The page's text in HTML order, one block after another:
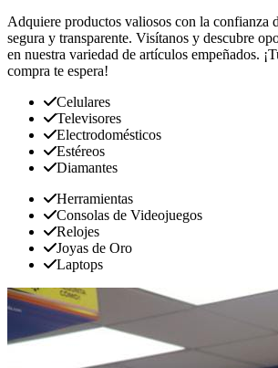
Adquiere productos valiosos con la confianza
segura y transparente. Visítanos y descubre
en nuestra variedad de artículos empeñados.
compra te espera!
Celulares
Televisores
Electrodomésticos
Estéreos
Diamantes
Herramientas
Consolas de Videojuegos
Relojes
Joyas de Oro
Laptops